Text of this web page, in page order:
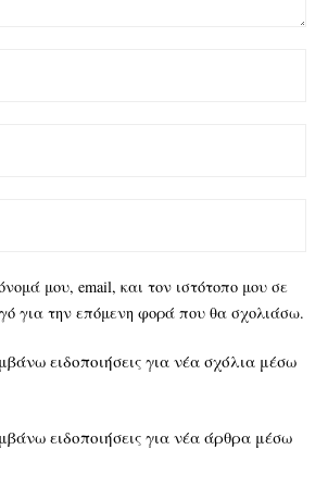
μου, email, και τον ιστότοπο μου σε
για την επόμενη φορά που θα σχολιάσω.
ειδοποιήσεις για νέα σχόλια μέσω
ειδοποιήσεις για νέα άρθρα μέσω